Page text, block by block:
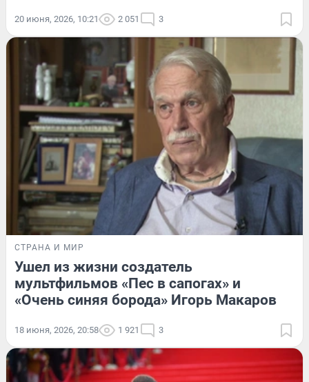
20 июня, 2026, 10:21 2 051 3
СТРАНА И МИР
Ушел из жизни создатель
мультфильмов «Пес в сапогах» и
«Очень синяя борода» Игорь Макаров
18 июня, 2026, 20:58 1 921 3